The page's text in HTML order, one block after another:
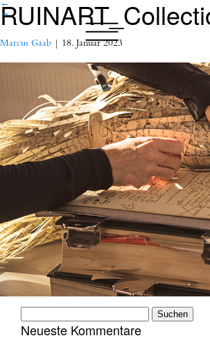
Marcus Gaab 18. Januar 2023
←
→
Suchen
nach:
Neueste Kommentare